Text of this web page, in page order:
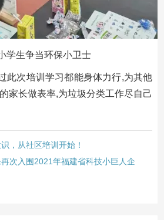
学生争当环保小卫士
此次培训学习都能身体力行,为其他
家长做表率,为垃圾分类工作尽自己
，从社区培训开始！
次入围2021年福建省科技小巨人企